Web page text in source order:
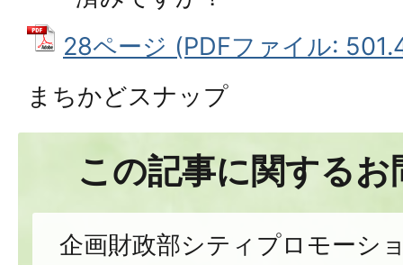
28ページ (PDFファイル:
まちかどスナップ
この記事に関する
企画財政部シティプロモーシ